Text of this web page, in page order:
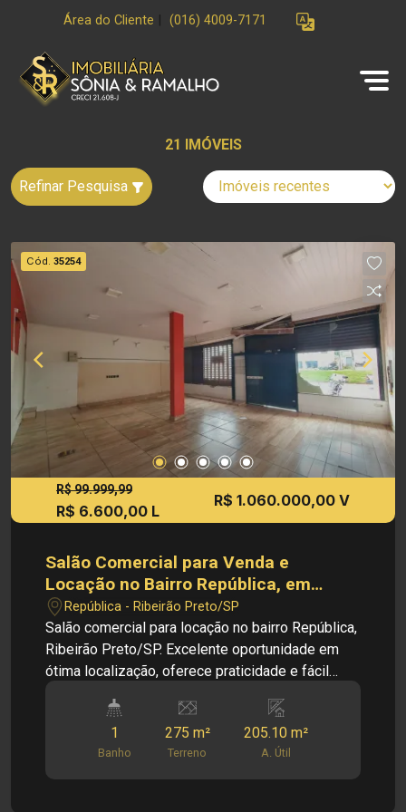
Área do Cliente (016) 4009-7171
21 IMÓVEIS
Refinar Pesquisa
Cód. 35254
R$ 99.999,99
R$ 6.600,00 L
R$ 1.060.000,00 V
Salão Comercial para Venda e
Locação no Bairro República, em
Ribeirão Preto
República - Ribeirão Preto/SP
Salão comercial para locação no bairro República,
Ribeirão Preto/SP. Excelente oportunidade em
ótima localização, oferece praticidade e fácil
com as características do imóvel Principais
informações do imóvel: - Salão Comercial - Bairro
República - Amplo salão - Cozinha - 04 salas -
Despensa - Câmara fria - 02 Vagas de garagem
1
Banho
275 m²
Terreno
205.10 m²
A. Útil